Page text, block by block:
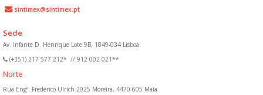
sintimex@sintimex.pt
Sede
Av. Infante D. Henrique Lote 9B, 1849-034 Lisboa
(+351) 217 577 212* // 912 002 021**
Norte
Rua Engº. Frederico Ulrich 2025 Moreira, 4470-605 Maia